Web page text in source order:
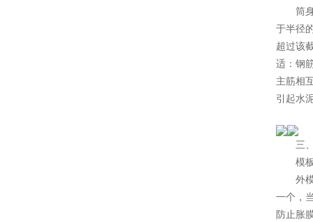
筒身
于半径
超过该
适：钢
主筋相
引起水
三、
模板
外模
一个，
防止胀